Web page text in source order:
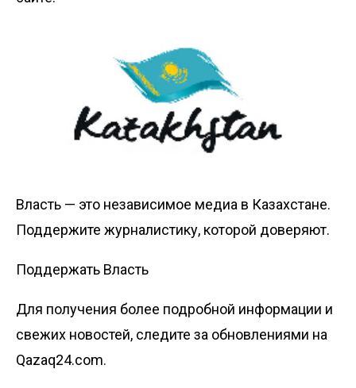
Власть — это независимое медиа в Казахстане.
Поддержите журналистику, которой доверяют.
Поддержать Власть
Для получения более подробной информации и
свежих новостей, следите за обновлениями на
Qazaq24.com.